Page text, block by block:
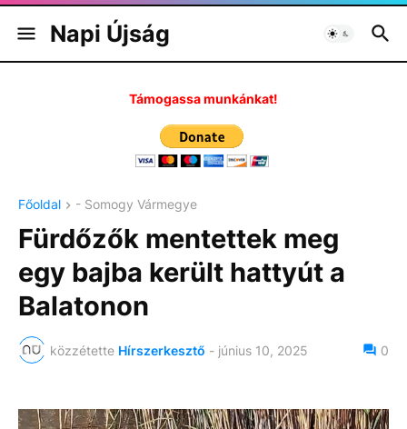
Napi Újság
Támogassa munkánkat!
Főoldal - Somogy Vármegye
Fürdőzők mentettek meg
egy bajba került hattyút a
Balatonon
közzétette Hírszerkesztő - június 10, 2025 0